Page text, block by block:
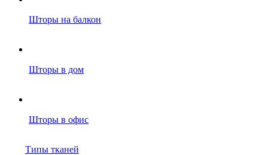
Шторы на балкон
Шторы в дом
Шторы в офис
Типы тканей